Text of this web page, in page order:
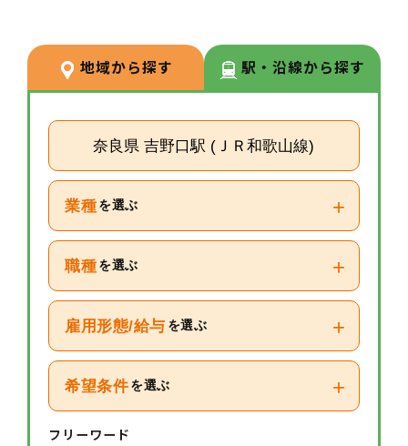
ーターや研修など＋αの業務チャ
レンジの可能性もございます。
地域から探す 駅・沿線から探す
奈良県 吉野口駅 (ＪＲ和歌山線)
業種 を選ぶ +
職種 を選ぶ +
雇用形態/給与 を選ぶ +
希望条件 を選ぶ +
フリーワード